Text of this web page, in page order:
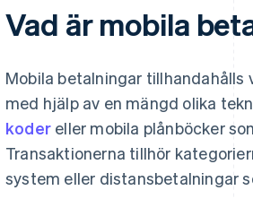
Vad är mobila
Mobila betalningar tillhandahålls
med hjälp av en mängd olika
koder eller mobila plånböcker
Transaktionerna tillhör
system eller distansbetalningar